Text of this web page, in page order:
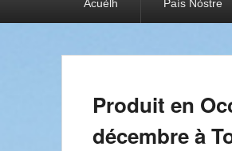
Acuèlh País Nòstre
Produit en
décembre à